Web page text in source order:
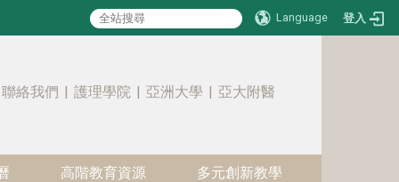
Language 登入
聯絡我們 | 護理學院 | 亞洲大學 | 亞大附醫
高階教育資源 多元創新教學